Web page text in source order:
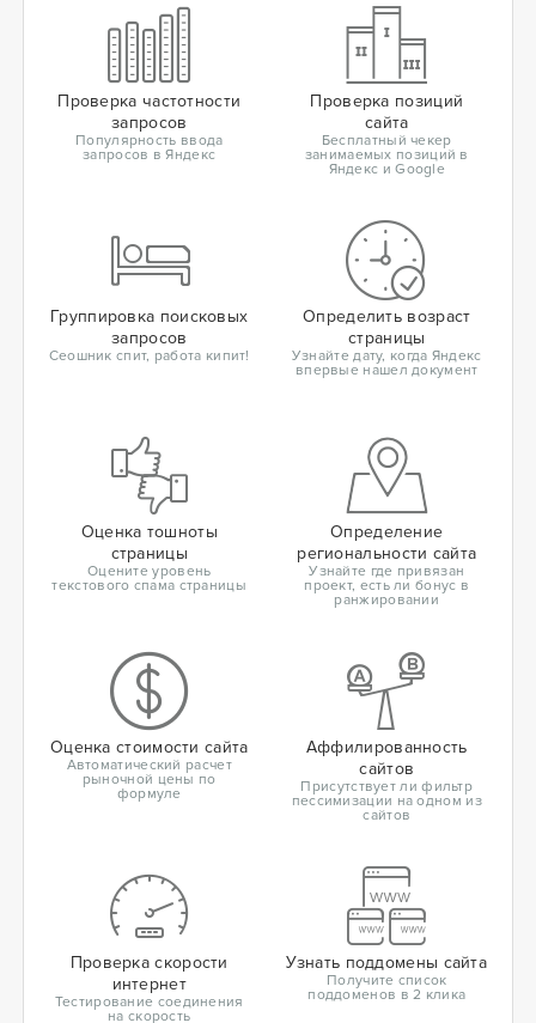
Проверка частотности
запросов
Популярность ввода
запросов в Яндекс
Проверка позиций
сайта
Бесплатный чекер
занимаемых позиций в
Яндекс и Google
Группировка поисковых
запросов
Сеошник спит, работа кипит!
Определить возраст
страницы
Узнайте дату, когда Яндекс
впервые нашел документ
Оценка тошноты
страницы
Оцените уровень
текстового спама страницы
Определение
региональности сайта
Узнайте где привязан
проект, есть ли бонус в
ранжировании
Оценка стоимости сайта
Автоматический расчет
рыночной цены по
формуле
Аффилированность
сайтов
Присутствует ли фильтр
пессимизации на одном из
сайтов
Проверка скорости
интернет
Тестирование соединения
на скорость
Узнать поддомены сайта
Получите список
поддоменов в 2 клика